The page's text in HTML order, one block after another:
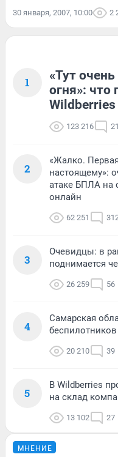
30 января, 2007, 10:00 2
1
«Тут
огня»: что
123 216
2
«Жалко.
настоящему»:
атаке БПЛА на
онлайн
62 251
3
Очевидцы: в
поднимается
26 259 56
4
Самарская
беспилотников
20 210 39
5
В Wildberries
на склад
13 102 27
МНЕНИЕ